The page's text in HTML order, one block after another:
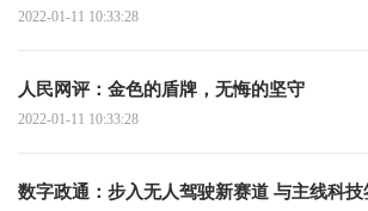
2022-01-11 10:33:28
人民网评：金色的盾牌，无悔的坚守
2022-01-11 10:33:28
数字政通：步入无人驾驶新赛道 与主线科